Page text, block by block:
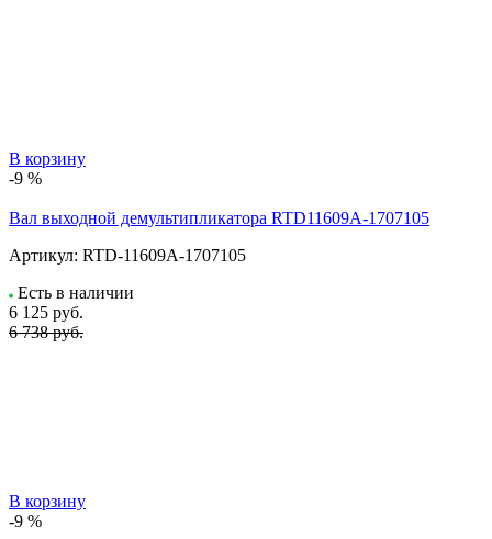
В корзину
-9 %
Вал выходной демультипликатора RTD11609A-1707105
Артикул: RTD-11609A-1707105
Есть в наличии
6 125 руб.
6 738 руб.
В корзину
-9 %